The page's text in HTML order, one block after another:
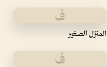
ف
المنزل الصغير
ف